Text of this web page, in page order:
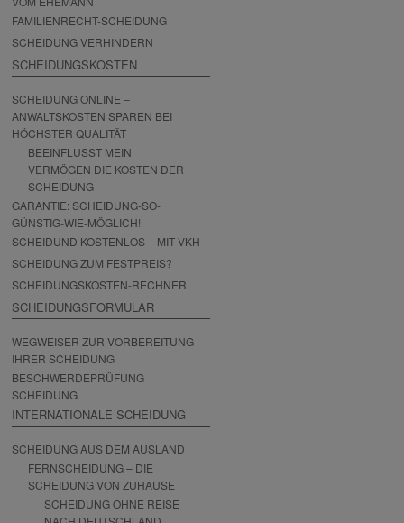
FAMILIENRECHT-SCHEIDUNG
SCHEIDUNG VERHINDERN
SCHEIDUNGSKOSTEN
SCHEIDUNG ONLINE –
ANWALTSKOSTEN SPAREN BEI
HÖCHSTER QUALITÄT
BEEINFLUSST MEIN
VERMÖGEN DIE KOSTEN DER
SCHEIDUNG
GARANTIE: SCHEIDUNG-SO-
GÜNSTIG-WIE-MÖGLICH!
SCHEIDUND KOSTENLOS – MIT VKH
SCHEIDUNG ZUM FESTPREIS?
SCHEIDUNGSKOSTEN-RECHNER
SCHEIDUNGSFORMULAR
WEGWEISER ZUR VORBEREITUNG
IHRER SCHEIDUNG
BESCHWERDEPRÜFUNG
SCHEIDUNG
INTERNATIONALE SCHEIDUNG
SCHEIDUNG AUS DEM AUSLAND
FERNSCHEIDUNG – DIE
SCHEIDUNG VON ZUHAUSE
SCHEIDUNG OHNE REISE